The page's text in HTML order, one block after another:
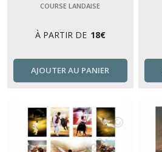
COURSE LANDAISE
À PARTIR DE 18€
AJOUTER AU PANIER